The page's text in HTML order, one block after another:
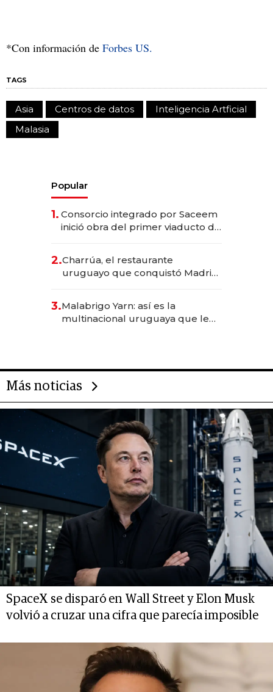
*Con información de Forbes US.
TAGS
Asia Centros de datos
Inteligencia Artficial
Malasia
Popular
1. Consorcio integrado por Saceem
inició obra del primer viaducto de
millones
2.Charrúa, el restaurante
uruguayo que conquistó Madrid:
anticipación y prepara apertura
3.Malabrigo Yarn: así es la
multinacional uruguaya que le
Más noticias
SpaceX se disparó en Wall Street y Elon Musk
volvió a cruzar una cifra que parecía imposible